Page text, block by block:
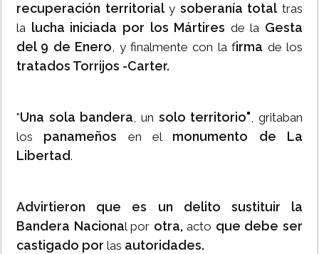
recuperación territorialy soberanía totaltras
la lucha iniciada por los Mártires de la Gesta
del 9 de Enero, y finalmente con la firma de los
tratados Torrijos -Carter.
"Una sola bandera, un solo territorio", gritaban
los panameños en el monumento de La
Libertad.
Advirtieron que es un delito sustituir la
Bandera Nacional por otra, acto que debe ser
castigado por las autoridades.